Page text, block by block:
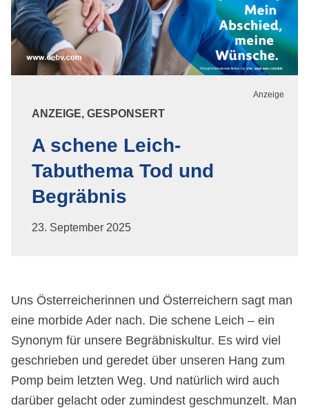
ANZEIGE, GESPONSERT
A schene Leich-
Tabuthema Tod und
Begräbnis
23. September 2025
Uns Österreicherinnen und Österreichern sagt man
eine morbide Ader nach. Die schene Leich – ein
Synonym für unsere Begräbniskultur. Es wird viel
geschrieben und geredet über unseren Hang zum
Pomp beim letzten Weg. Und natürlich wird auch
darüber gelacht oder zumindest geschmunzelt. Man